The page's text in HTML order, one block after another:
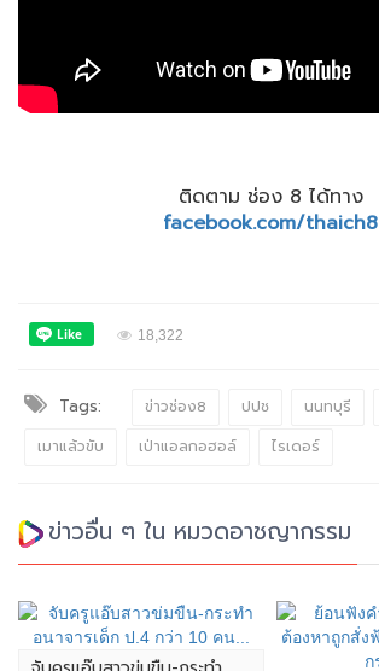
ติดตาม ช่อง 8 ได้ทาง
facebook.com/thaich8
18,322
Tags: ข่าวช่อง8 ปปช นนทบุรี
เมาแล้วขับ
เป่าแอลกอฮอล์ ไรเดอร์
ข่าวอื่น ๆ ใน หมวดอาชญากรรม